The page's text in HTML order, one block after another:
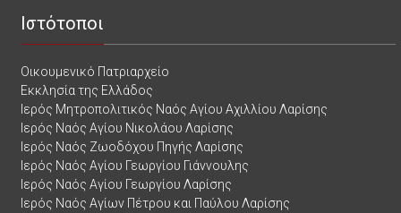
Ιστότοποι
Οικουμενικό Πατριαρχείο
Εκκλησία της Ελλάδος
Ιερός Μητροπολιτικός Ναός Αγίου Αχιλλίου Λαρίσης
Ιερός Ναός Αγίου Νικολάου Λαρίσης
Ιερός Ναός Ζωοδόχου Πηγής Λαρίσης
Ιερός Ναός Αγίου Γεωργίου Γιάννουλης
Ιερός Ναός Αγίου Γεωργίου Λαρίσης
Ιερός Ναός Αγίων Πέτρου και Παύλου Λαρίσης